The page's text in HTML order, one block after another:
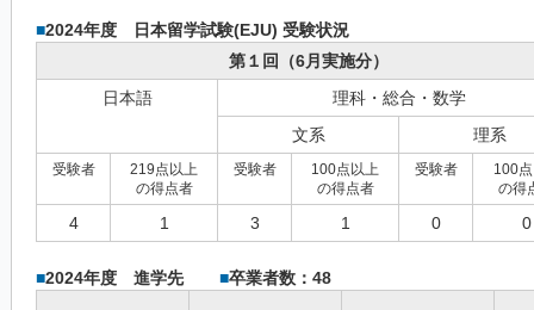
■2024年度 日本留学試験(EJU) 受験状況
第１回（6月実施分）
日本語
理科・総合・数学
文系
理系
受験者
219点以上
の得点者
受験者
100点以上
の得点者
受験者
100
の得
4 1 3 1 0 0
■2024年度 進学先 ■卒業者数：48